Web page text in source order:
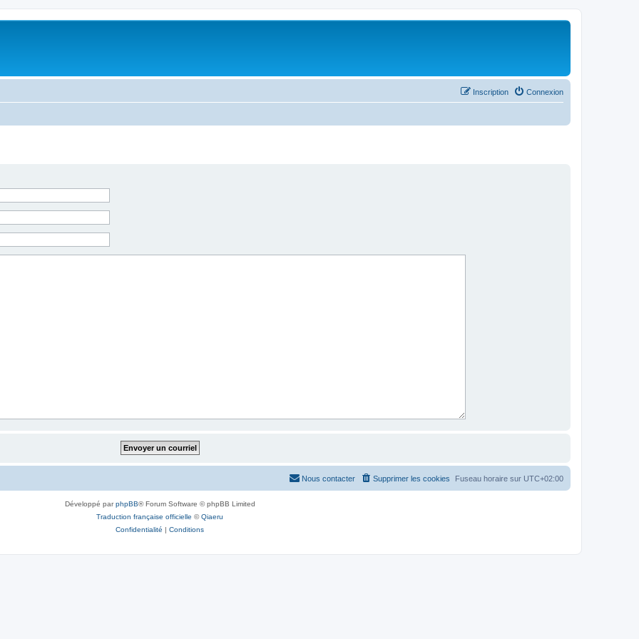
Connexion
Inscription
Fuseau horaire sur UTC+02:00
Supprimer les cookies
Nous contacter
Développé parphpBB® Forum Software © phpBB Limited
Traduction française officielle ©Qiaeru
Confidentialité | Conditions